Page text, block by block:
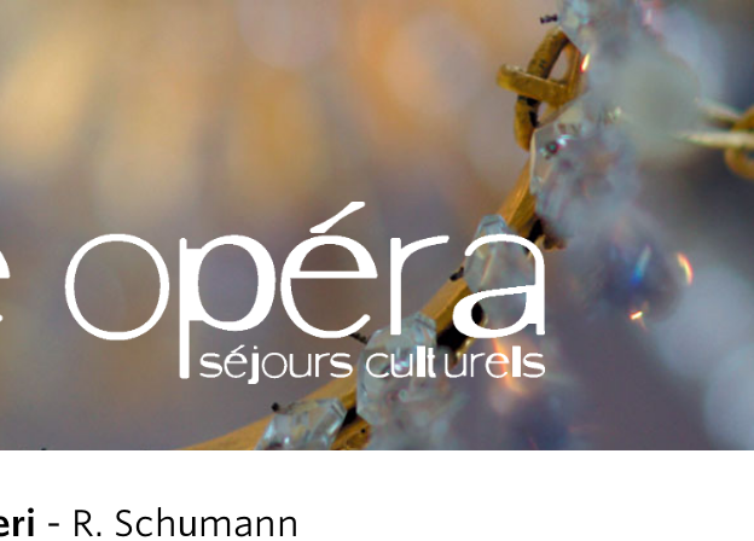
- R. Schumann